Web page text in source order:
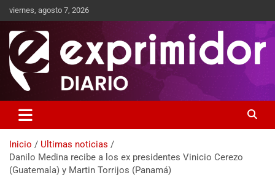
viernes, agosto 7, 2026
Exprimidor media
Inicio
Ultimas noticias
Danilo Medina recibe a los ex presidentes Vinicio Cerezo
(Guatemala) y Martin Torrijos (Panamá)